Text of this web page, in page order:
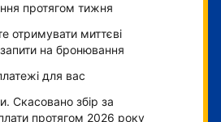
протягом тижня
отримувати миттєві
на бронювання
для вас
Скасовано збір за
протягом 2026 року